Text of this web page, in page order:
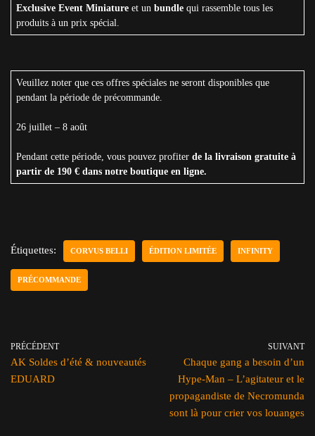
Exclusive Event Miniature et un bundlequi rassemble tous les
produits à un prix spécial.
Veuillez noter que ces offres spéciales ne seront disponibles que
pendant la période de précommande.
26 juillet – 8 août
Pendant cette période, vous pouvez profiter de la livraison gratuite à
partir de 190 € dans notre boutique en ligne.
Étiquettes: CORVUS BELLI ÉDITION LIMITÉE INFINITY
PRÉCOMMANDE
PRÉCÉDENT
AK Soldes d’été & nouveautés
EDUARD
SUIVANT
Chaque gang a besoin d’un
Hype-Man – L’agitateur et le
propagandiste de Necromunda
sont là pour crier vos louanges